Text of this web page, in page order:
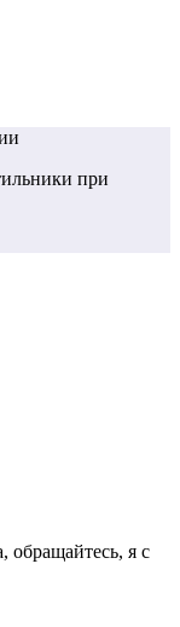
при
обращайтесь, я с